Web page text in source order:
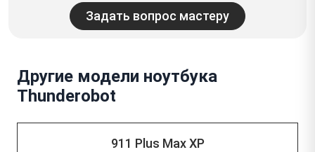
Задать вопрос мастеру
Другие модели ноутбука
Thunderobot
911 Plus Max XP